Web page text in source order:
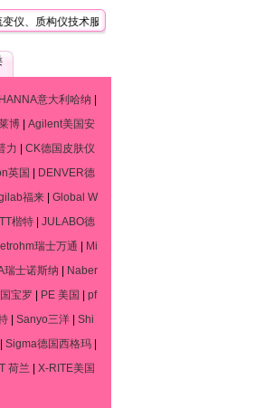
质构仪技术服务中心)，是一家专门提供世界各知
HANNA意大利哈纳
博
Agilent美国安
力
CK德国皮肤仪
英国
DENVER德
福来
Global W
楷特
JULABO德
瑞士万通
Mi
瑞士诺斯纳
Naber
宝罗 PE 美国
pf
Sanyo三洋
Shi
Sigma德国西格玛|
荷兰
X-RITE美国